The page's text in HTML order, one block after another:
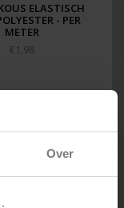
Over
ELASTISCH
- PER
METER
€1,98